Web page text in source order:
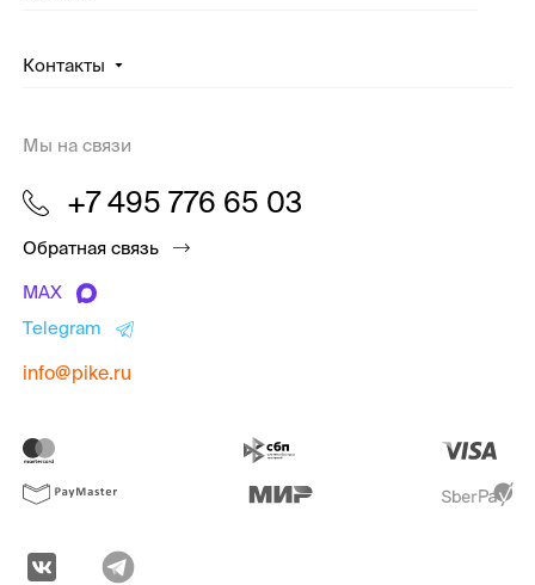
Контакты
Мы на связи
+7 495 776 65 03
Обратная связь
MAX
Telegram
info@pike.ru